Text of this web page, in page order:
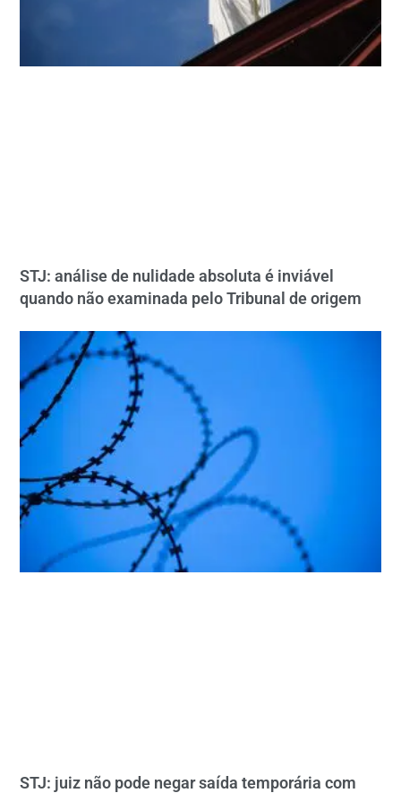
STJ: análise de nulidade absoluta é inviável
quando não examinada pelo Tribunal de origem
STJ: juiz não pode negar saída temporária com